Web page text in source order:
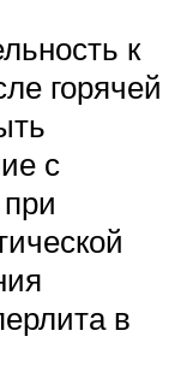
к
горячей
с
в